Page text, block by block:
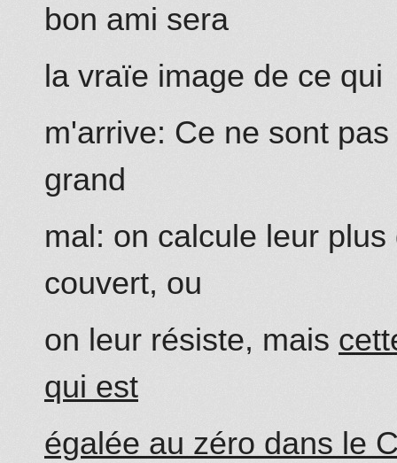
bon ami sera
la vraïe image de ce qui
m'arrive: Ce ne sont
grand
mal : on calcule leur
couvert, ou
on leur résiste, mais
qui est
égalée au zéro dans le